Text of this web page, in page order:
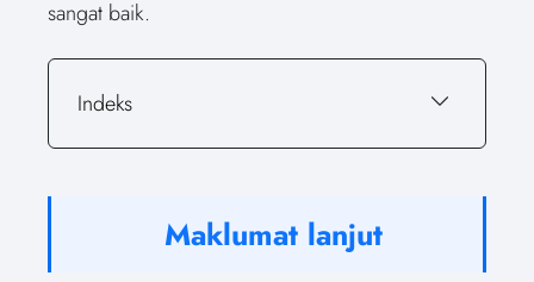
sangat baik.
Indeks
Maklumat lanjut